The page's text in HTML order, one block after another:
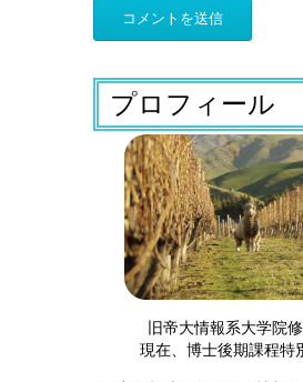
プロフィール
旧帝大情報系大学院
現在、博士後期課程特